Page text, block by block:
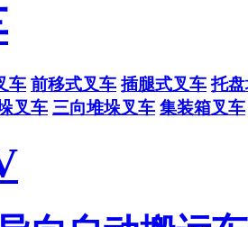
车 前移式叉车 插腿式叉车 托
叉车 三向堆垛叉车 集装箱叉车